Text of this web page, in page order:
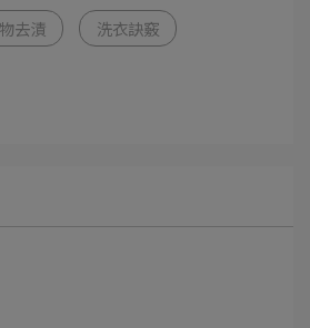
去漬 洗衣訣竅